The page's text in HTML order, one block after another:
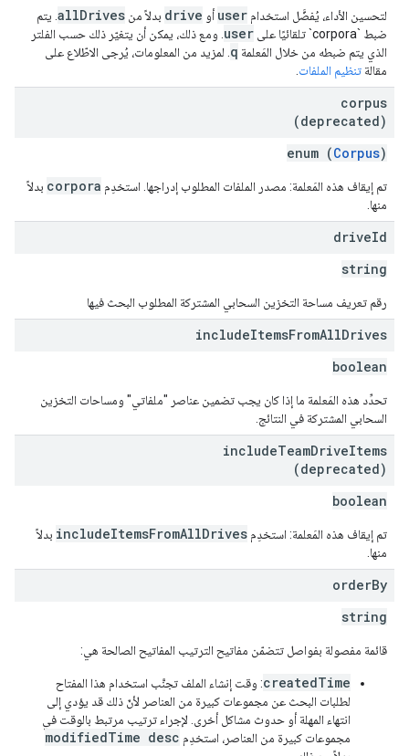
لتحسين الأداء، يُفضَّل استخدام user أو drive بدلاً من allDrives . يتم
ضبط `corpora` تلقائيًا على
user . ومع ذلك، يمكن أن يتغيّر ذلك حسب الفلتر
الذي يتم ضبطه من خلال المَعلمة q . لمزيد من المعلومات، يُرجى الاطّلاع على
مقالة تنظيم الملفات
corpus
(deprecated)
enum (Corpus)
تم إيقاف هذه المَعلمة: مصدر الملفات المطلوب إدراجها. استخدِم corpora بدلاً
منها.
driveId
string
رقم تعريف مساحة التخزين السحابي المشتركة المطلوب البحث فيها
includeItemsFromAllDrives
boolean
تحدِّد هذه المَعلمة ما إذا كان يجب تضمين عناصر "ملفاتي" ومساحات التخزين
السحابي المشتركة في النتائج.
includeTeamDriveItems
(deprecated)
boolean
تم إيقاف هذه المَعلمة: استخدِم includeItemsFromAllDrives بدلاً
منها.
orderBy
string
قائمة مفصولة بفواصل تتضمّن مفاتيح الترتيب المفاتيح الصالحة هي:
createdTime: وقت إنشاء الملف تجنَّب استخدام هذا المفتاح
لطلبات البحث عن مجموعات كبيرة من العناصر لأنّ ذلك قد يؤدي إلى
انتهاء المهلة أو حدوث مشاكل أخرى. لإجراء ترتيب مرتبط بالوقت في
مجموعات كبيرة من العناصر، استخدِم modifiedTime desc